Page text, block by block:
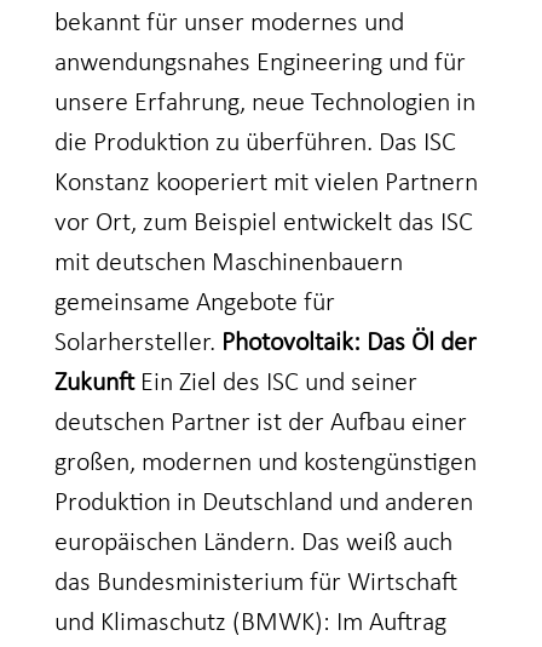
bekannt für unser modernes und
anwendungsnahes Engineering und für
unsere Erfahrung, neue Technologien in
die Produktion zu überführen. Das ISC
Konstanz kooperiert mit vielen Partnern
vor Ort, zum Beispiel entwickelt das ISC
mit deutschen Maschinenbauern
gemeinsame Angebote für
Solarhersteller. Photovoltaik: Das Öl der
ZukunftEin Ziel des ISC und seiner
deutschen Partner ist der Aufbau einer
großen, modernen und kostengünstigen
Produktion in Deutschland und anderen
europäischen Ländern. Das weiß auch
das Bundesministerium für Wirtschaft
und Klimaschutz (BMWK): Im Auftrag